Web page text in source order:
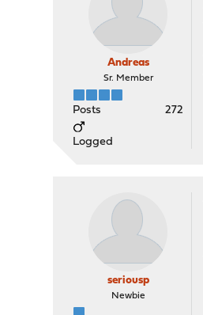
Andreas
Sr. Member
Posts 272
Logged
seriousp
Newbie